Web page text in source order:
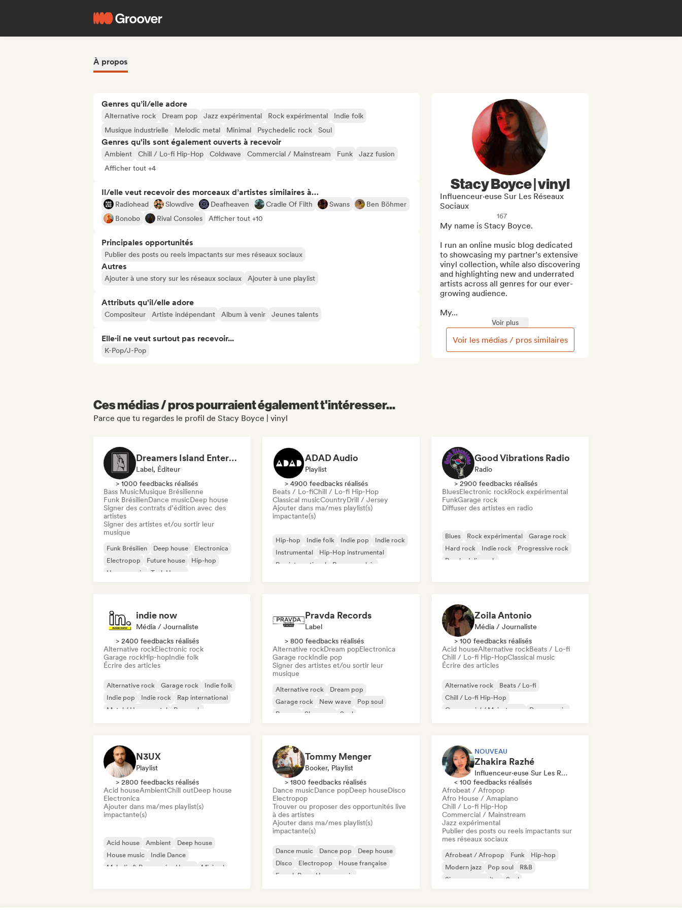
À propos
Genres qu’il/elle adore
Alternative rock Dream pop Jazz expérimental Rock expérimental
Indie folk
Musique industrielle
Melodic metal Minimal Psychedelic rock Soul
Genres qu'ils sont également ouverts à recevoir
Ambient Chill / Lo-fi Hip-Hop Coldwave Commercial / Mainstream Funk
Jazz fusion
Afficher tout +4
Il/elle veut recevoir des morceaux d’artistes similaires à…
Radiohead Slowdive Deafheaven Cradle Of Filth Swans
Ben Böhmer
Bonobo
Rival Consoles Afficher tout +10
Principales opportunités
Publier des posts ou reels impactants sur mes réseaux sociaux
Autres
Ajouter à une story sur les réseaux sociaux Ajouter à une playlist
Attributs qu'il/elle adore
Compositeur Artiste indépendant Album à venir Jeunes talents
Elle·il ne veut surtout pas recevoir...
K-Pop/J-Pop
Stacy Boyce | vinyl
Influenceur·euse Sur Les Réseaux
Sociaux
167
My name is Stacy Boyce.
I run an online music blog dedicated
to showcasing my partner’s extensive
vinyl collection, while also discovering
and highlighting new and underrated
artists across all genres for our ever-
growing audience.
My...
Voir plus
Voir les médias / pros similaires
Ces médias / pros pourraient également t'intéresser...
Parce que tu regardes le profil de Stacy Boyce | vinyl
Dreamers Island Entertainment
Label, Éditeur
> 1000 feedbacks réalisés
Bass MusicMusique Brésilienne
Funk BrésilienDance musicDeep house
Signer des contrats d’édition avec des
artistes
Signer des artistes et/ou sortir leur
musique
Funk Brésilien Deep house
Electronica
Electropop
Future house
Hip-hop
House music
Tech House
ADAD Audio
Playlist
> 4900 feedbacks réalisés
Beats / Lo-fiChill / Lo-fi Hip-Hop
Classical musicCountryDrill / Jersey
Ajouter dans ma/mes playlist(s)
impactante(s)
Hip-hop Indie folk Indie pop
Indie rock
Instrumental
Hip-Hop instrumental
Rap international
Rap en anglais
Good Vibrations Radio
Radio
> 2900 feedbacks réalisés
BluesElectronic rockRock expérimental
FunkGarage rock
Diffuser des artistes en radio
Blues Rock expérimental
Garage rock
Hard rock
Indie rock
Progressive rock
Psychedelic rock
indie now
Média / Journaliste
> 2400 feedbacks réalisés
Alternative rockElectronic rock
Garage rockHip-hopIndie folk
Écrire des articles
Alternative rock Garage rock
Indie folk
Indie pop
Indie rock
Rap international
Metal / Heavy metal
Pop rock
Pravda Records
Label
> 800 feedbacks réalisés
Alternative rockDream popElectronica
Garage rockIndie pop
Signer des artistes et/ou sortir leur
musique
Alternative rock
Dream pop
Garage rock
New wave
Pop soul
Reggae
Shoegaze Soul
Zoila Antonio
Média / Journaliste
> 100 feedbacks réalisés
Acid houseAlternative rockBeats / Lo-fi
Chill / Lo-fi Hip-HopClassical music
Écrire des articles
Alternative rock
Beats / Lo-fi
Chill / Lo-fi Hip-Hop
Commercial / Mainstream
Dance music
N3UX
Playlist
> 2800 feedbacks réalisés
Acid houseAmbientChill outDeep house
Electronica
Ajouter dans ma/mes playlist(s)
impactante(s)
Acid house Ambient
Deep house
House music
Indie Dance
Melodic & Progressive House
Minimal
Tommy Menger
Booker, Playlist
> 1800 feedbacks réalisés
Dance musicDance popDeep houseDisco
Electropop
Trouver ou proposer des opportunités live
à des artistes
Ajouter dans ma/mes playlist(s)
impactante(s)
Dance music Dance pop
Deep house
Disco
Electropop
House française
French Pop
House music
NOUVEAU
Zhakira Razhé
Influenceur·euse Sur Les Réseaux Sociaux
< 100 feedbacks réalisés
Afrobeat / Afropop
Afro House / Amapiano
Chill / Lo-fi Hip-Hop
Commercial / Mainstream
Jazz expérimental
Publier des posts ou reels impactants sur
mes réseaux sociaux
Afrobeat / Afropop Funk
Hip-hop
Modern jazz
Pop soul
R&B
Singer-songwriter
Soul